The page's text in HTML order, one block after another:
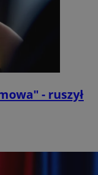
- ruszył